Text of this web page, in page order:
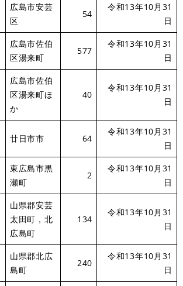
広島市安芸
区
54
令和13年10月31
日
広島市佐伯
区湯来町
577
令和13年10月31
日
広島市佐伯
区湯来町ほ
か
40
令和13年10月31
日
廿日市市 64
令和13年10月31
日
東広島市黒
瀬町
2
令和13年10月31
日
山県郡安芸
太田町，北
広島町
134
令和13年10月31
日
山県郡北広
島町
240
令和13年10月31
日